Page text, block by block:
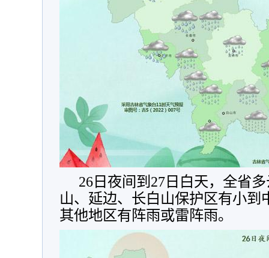
26日夜间到27日白天，全省
山、延边、长白山保护区有小到
其他地区有阵雨或雷阵雨。